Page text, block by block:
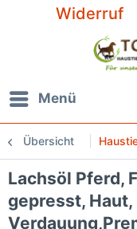
Widerruf
Menü
Übersicht
Lachsöl Pferd,
gepresst,